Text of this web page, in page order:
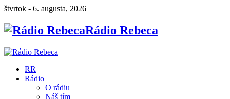
štvrtok - 6. augusta, 2026
Rádio Rebeca
RR
Rádio
O rádiu
Náš tím